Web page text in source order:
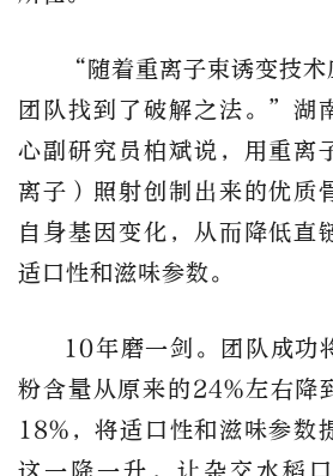
“随着重离子束诱变技术
团队找到了破解之法。”湖
心副研究员柏斌说，用重离
离子）照射创制出来的优质
自身基因变化，从而降低直
适口性和滋味参数。
10年磨一剑。团队成功
粉含量从原来的24%左右降
18%，将适口性和滋味参数
这一降一升，让杂交水稻